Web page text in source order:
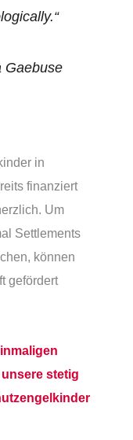
Gaebuse
in
finanziert
Um
Settlements
können
gefördert
stetig